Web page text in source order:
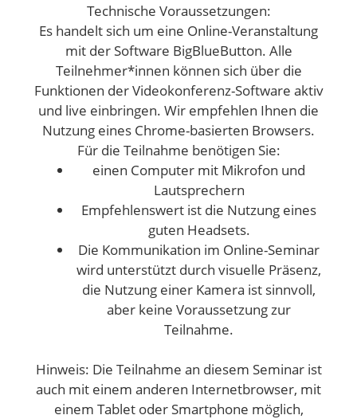
Technische Voraussetzungen:
Es handelt sich um eine Online-Veranstaltung
mit der Software BigBlueButton. Alle
Teilnehmer*innen können sich über die
Funktionen der Videokonferenz-Software aktiv
und live einbringen. Wir empfehlen Ihnen die
Nutzung eines Chrome-basierten Browsers.
Für die Teilnahme benötigen Sie:
einen Computer mit Mikrofon und
Lautsprechern
Empfehlenswert ist die Nutzung eines
guten Headsets.
Die Kommunikation im Online-Seminar
wird unterstützt durch visuelle Präsenz,
die Nutzung einer Kamera ist sinnvoll,
aber keine Voraussetzung zur
Teilnahme.
Hinweis: Die Teilnahme an diesem Seminar ist
auch mit einem anderen Internetbrowser, mit
einem Tablet oder Smartphone möglich,